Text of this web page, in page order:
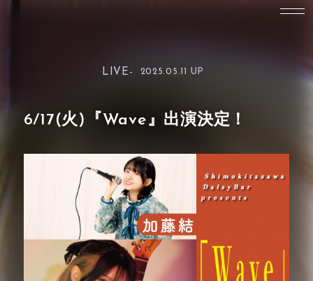
LIVE- 2025.05.11 UP
6/17(火)『Wave』出演決定！